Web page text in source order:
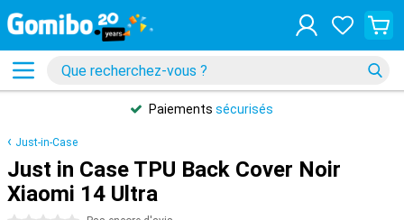
Paiements sécurisés
Just-in-Case
Just in Case TPU Back Cover Noir
Xiaomi 14 Ultra